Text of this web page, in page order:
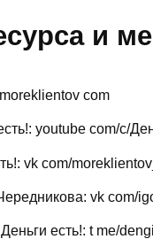
и
com
youtube com/c/
vk com/
vk com/
есть!: t me/